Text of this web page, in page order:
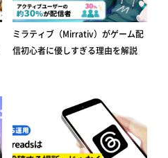
ミラティブ（Mirrativ）がゲーム配
信初心者に優しすぎる理由を解説